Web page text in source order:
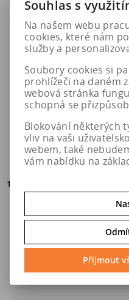
325/35 R22 114Y PIRELLI
PZERO R NG0 ELECT XL
16 ks
osobní odběr o den dříve na
Souhlas s
Na našem webu
cookies, které nám
služby a
Soubory cookies si
prohlížeči na daném
webová stránka
schopná se
Blokování některých
vliv na vaši
webem, také
vám nabídku na
Přijmout